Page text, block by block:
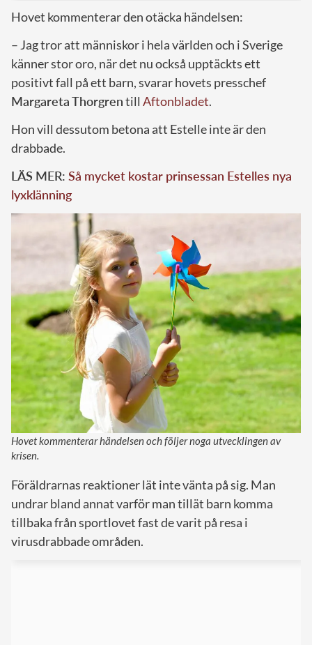
Hovet kommenterar den otäcka händelsen:
– Jag tror att människor i hela världen och i Sverige
känner stor oro, när det nu också upptäckts ett
positivt fall på ett barn, svarar hovets presschef
Margareta Thorgrentill Aftonbladet.
Hon vill dessutom betona att Estelle inte är den
drabbade.
LÄS MER: Så mycket kostar prinsessan Estelles nya
lyxklänning
Hovet kommenterar händelsen och följer noga utvecklingen av
krisen.
Föräldrarnas reaktioner lät inte vänta på sig. Man
undrar bland annat varför man tillät barn komma
tillbaka från sportlovet fast de varit på resa i
virusdrabbade områden.